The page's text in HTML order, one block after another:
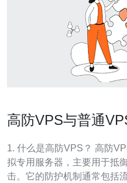
高防VPS与普通
1. 什么是高防VPS？ 高防
拟专用服务器，主要用于抵
击。它的防护机制通常包括